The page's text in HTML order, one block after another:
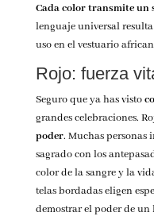
Cada color transmite un
lenguaje universal
uso en el vestuario
Rojo: fuerza
Seguro que ya has visto
grandes celebraciones.
poder. Muchas personas
sagrado con los
color de la sangre y la
telas bordadas eligen
demostrar el poder de